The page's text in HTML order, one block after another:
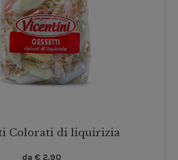
Colorati di liquirizia
da € 2.90